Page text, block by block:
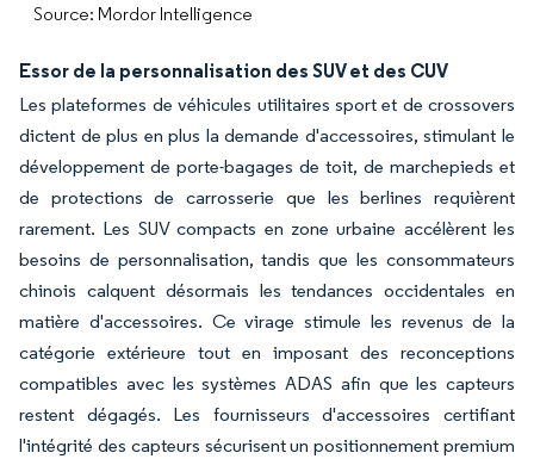
Source: Mordor Intelligence
Essor de la personnalisation des SUV et des CUV
Les plateformes de véhicules utilitaires sport et de crossovers
dictent de plus en plus la demande d'accessoires, stimulant le
développement de porte-bagages de toit, de marchepieds et
de protections de carrosserie que les berlines requièrent
rarement. Les SUV compacts en zone urbaine accélèrent les
besoins de personnalisation, tandis que les consommateurs
chinois calquent désormais les tendances occidentales en
matière d'accessoires. Ce virage stimule les revenus de la
catégorie extérieure tout en imposant des reconceptions
compatibles avec les systèmes ADAS afin que les capteurs
restent dégagés. Les fournisseurs d'accessoires certifiant
l'intégrité des capteurs sécurisent un positionnement premium